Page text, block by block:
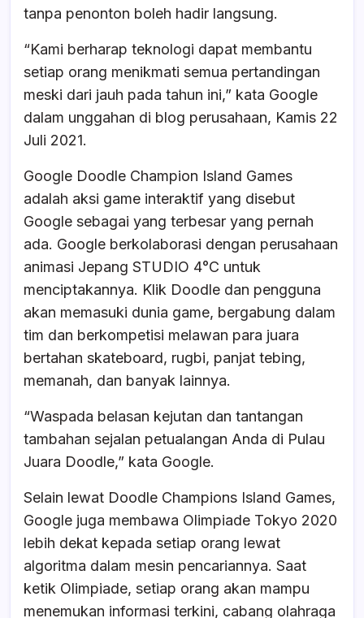
tanpa penonton boleh hadir langsung.
“Kami berharap teknologi dapat membantu
setiap orang menikmati semua pertandingan
meski dari jauh pada tahun ini,” kata Google
dalam unggahan di blog perusahaan, Kamis 22
Juli 2021.
Google Doodle Champion Island Games
adalah aksi game interaktif yang disebut
Google sebagai yang terbesar yang pernah
ada. Google berkolaborasi dengan perusahaan
animasi Jepang STUDIO 4°C untuk
menciptakannya. Klik Doodle dan pengguna
akan memasuki dunia game, bergabung dalam
tim dan berkompetisi melawan para juara
bertahan skateboard, rugbi, panjat tebing,
memanah, dan banyak lainnya.
“Waspada belasan kejutan dan tantangan
tambahan sejalan petualangan Anda di Pulau
Juara Doodle,” kata Google.
Selain lewat Doodle Champions Island Games,
Google juga membawa Olimpiade Tokyo 2020
lebih dekat kepada setiap orang lewat
algoritma dalam mesin pencariannya. Saat
ketik Olimpiade, setiap orang akan mampu
menemukan informasi terkini, cabang olahraga